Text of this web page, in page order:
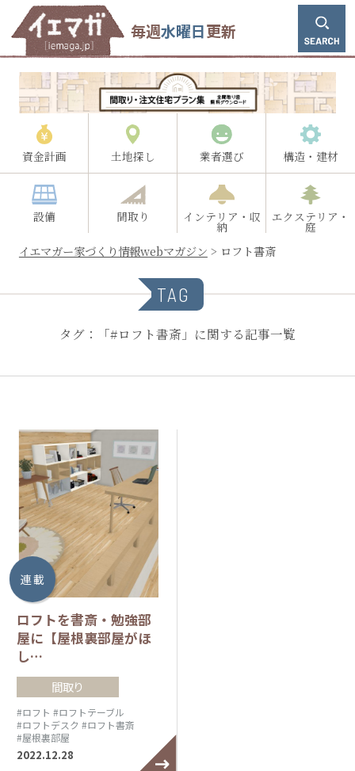
毎週水曜日更新
資金計画 土地探し 業者選び 構造・建材
設備 間取り インテリア・収
納
エクステリア・
庭
イエマガー家づくり情報webマガジン > ロフト書斎
TAG
タグ：「#ロフト書斎」に関する記事一覧
連 載
ロフトを書斎・勉強部
屋に【屋根裏部屋がほ
し…
間取り
#ロフト #ロフトテーブル
#ロフトデスク #ロフト書斎
#屋根裏部屋
2022.12.28